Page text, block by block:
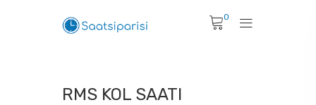
0
RMS KOL SAATI